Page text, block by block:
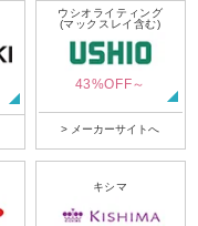
ウシオライティング
(マックスレイ含む)
43%OFF～
> メーカーサイトへ
キシマ